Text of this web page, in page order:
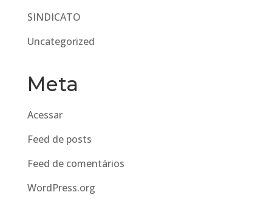
SINDICATO
Uncategorized
Meta
Acessar
Feed de posts
Feed de comentários
WordPress.org